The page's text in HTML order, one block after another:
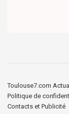
Toulouse7.com
Politique de
Contacts et Publicité